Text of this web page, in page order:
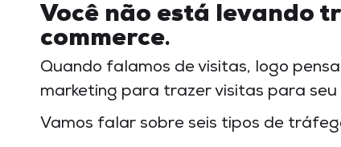
Você não está levando
commerce.
Quando falamos de visitas, logo
marketing para trazer visitas para seu
Vamos falar sobre seis tipos de